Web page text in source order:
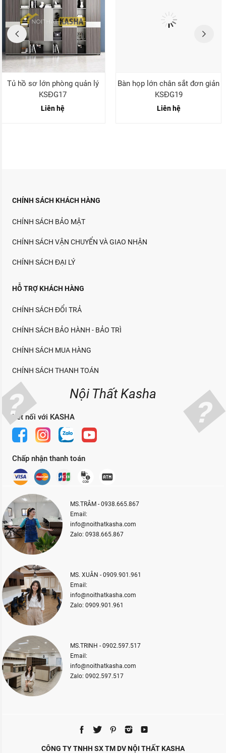
Tủ hồ sơ lớn phòng quản lý
KSĐG17
Liên hệ
Bàn họp lớn chân sắt đơn giản
KSĐG19
Liên hệ
CHÍNH SÁCH KHÁCH HÀNG
CHÍNH SÁCH BẢO MẬT
CHÍNH SÁCH VẬN CHUYỂN VÀ GIAO NHẬN
CHÍNH SÁCH ĐẠI LÝ
HỖ TRỢ KHÁCH HÀNG
CHÍNH SÁCH ĐỔI TRẢ
CHÍNH SÁCH BẢO HÀNH - BẢO TRÌ
CHÍNH SÁCH MUA HÀNG
CHÍNH SÁCH THANH TOÁN
Nội Thất Kasha
Kết nối với KASHA
Chấp nhận thanh toán
MS.TRÂM - 0938.665.867
Email:
info@noithatkasha.com
Zalo: 0938.665.867
MS. XUÂN - 0909.901.961
Email:
info@noithatkasha.com
Zalo: 0909.901.961
MS.TRINH - 0902.597.517
Email:
info@noithatkasha.com
Zalo: 0902.597.517
CÔNG TY TNHH SX TM DV NỘI THẤT KASHA